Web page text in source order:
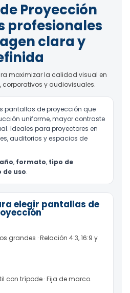
Proyección
profesionales
clara y
maximizar la calidad visual en
corporativos y audiovisuales.
pantallas de proyección que
uniforme, mayor contraste
Ideales para proyectores en
auditorios y espacios de
, formato, tipo de
de uso.
elegir pantallas de
grandes · Relación 4:3, 16:9 y
con trípode · Fija de marco.